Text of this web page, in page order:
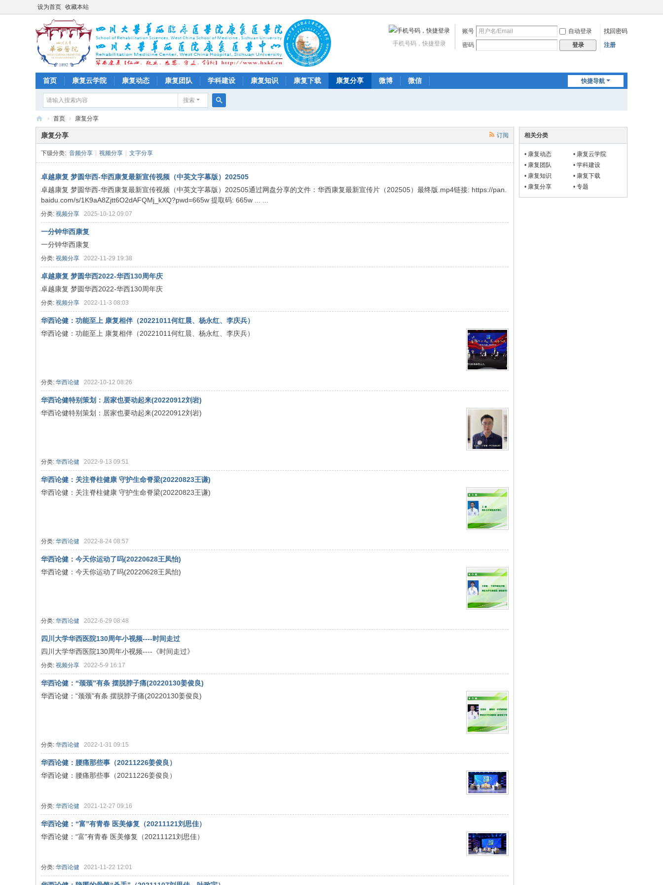
设为首页 收藏本站
账号 自动登录
找回密码
密码
登录 注册
手机号码，快捷登录
快捷导航
首页 康复云学院 康复动态 康复团队 学科建设 康复知识 康复下载 康复分享 微博 微信
搜索
索
四
大
学
华
西
医
院
康
复
医
学
中
心
› 首页 › 康复分享
订阅
康复分享
下级分类: 音频分享 视频分享 文字分享
卓越康复 梦圆华西-华西康复最新宣传视频（中英文字幕版）202505
卓越康复 梦圆华西-华西康复最新宣传视频（中英文字幕版）202505通过网盘分享的文件：华西康复最新宣传片（202505）最终版.mp4链接: https://pan.
baidu.com/s/1K9aA8Zjtt6O2dAFQMj_kXQ?pwd=665w 提取码: 665w ... ...
分类: 视频分享 2025-10-12 09:07
一分钟华西康复
一分钟华西康复
分类: 视频分享 2022-11-29 19:38
卓越康复 梦圆华西2022-华西130周年庆
卓越康复 梦圆华西2022-华西130周年庆
分类: 视频分享 2022-11-3 08:03
华西论健：功能至上 康复相伴（20221011何红晨、杨永红、李庆兵）
华西论健：功能至上 康复相伴（20221011何红晨、杨永红、李庆兵）
分类: 华西论健 2022-10-12 08:26
华西论健特别策划：居家也要动起来(20220912刘岩)
华西论健特别策划：居家也要动起来(20220912刘岩)
分类: 华西论健 2022-9-13 09:51
华西论健：关注脊柱健康 守护生命脊梁(20220823王谦)
华西论健：关注脊柱健康 守护生命脊梁(20220823王谦)
分类: 华西论健 2022-8-24 08:57
华西论健：今天你运动了吗(20220628王凤怡)
华西论健：今天你运动了吗(20220628王凤怡)
分类: 华西论健 2022-6-29 08:48
四川大学华西医院130周年小视频----时间走过
四川大学华西医院130周年小视频----《时间走过》
分类: 视频分享 2022-5-9 16:17
华西论健：“颈颈”有条 摆脱脖子痛(20220130姜俊良)
华西论健：“颈颈”有条 摆脱脖子痛(20220130姜俊良)
分类: 华西论健 2022-1-31 09:15
华西论健：腰痛那些事（20211226姜俊良）
华西论健：腰痛那些事（20211226姜俊良）
分类: 华西论健 2021-12-27 09:16
华西论健：“富”有青春 医美修复（20211121刘思佳）
华西论健：“富”有青春 医美修复（20211121刘思佳）
分类: 华西论健 2021-11-22 12:01
相关分类
• 康复动态 • 康复云学院
• 康复团队 • 学科建设
• 康复知识 • 康复下载
• 康复分享 • 专题